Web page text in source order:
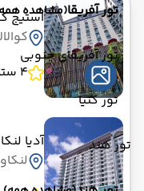
تور آفریقا(مشاهده
تور آفریقای جنوبی
تور کنیا
تور هند
استیج
4 ستاره
آدیا